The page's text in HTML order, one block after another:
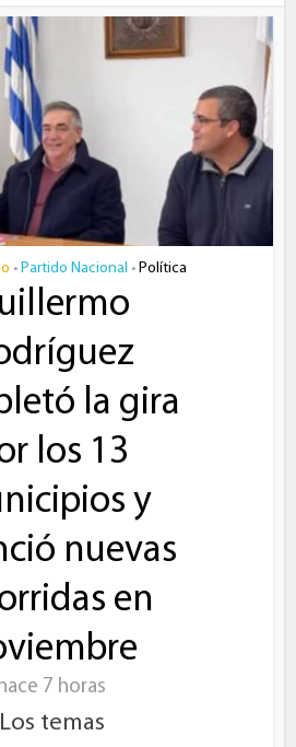
• Partido Nacional • Política
la gira
los 13
y
nuevas
en
7 horas
Los temas